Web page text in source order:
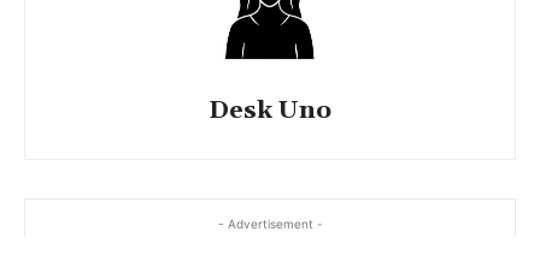
Desk Uno
- Advertisement -